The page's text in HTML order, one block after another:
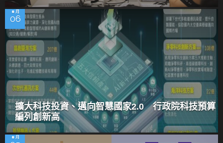
8 月
06
擴大科技投資、邁向智慧國家2.0 行政院科技預算
編列創新高
8 月